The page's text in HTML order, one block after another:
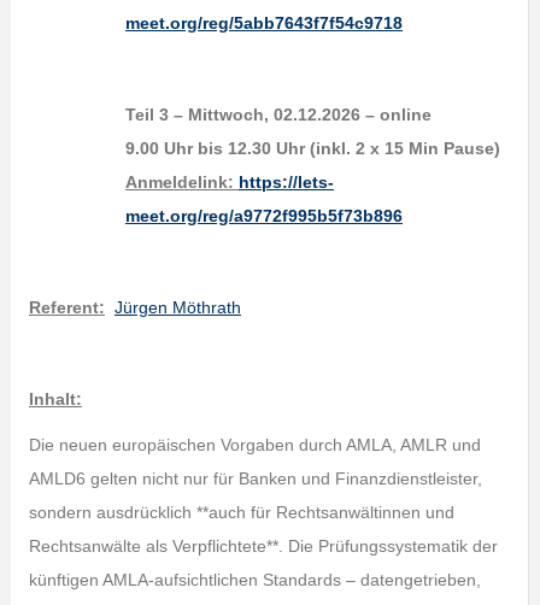
meet.org/reg/5abb7643f7f54c9718
Teil 3 – Mittwoch, 02.12.2026 – online
9.00 Uhr bis 12.30 Uhr (inkl. 2 x 15 Min Pause)
Anmeldelink: https://lets-
meet.org/reg/a9772f995b5f73b896
Referent: Jürgen Möthrath
Inhalt:
Die neuen europäischen Vorgaben durch AMLA, AMLR und
AMLD6 gelten nicht nur für Banken und Finanzdienstleister,
sondern ausdrücklich **auch für Rechtsanwältinnen und
Rechtsanwälte als Verpflichtete**. Die Prüfungssystematik der
künftigen AMLA‑aufsichtlichen Standards – datengetrieben,